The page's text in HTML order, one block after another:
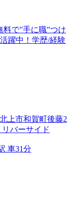
で”手に職”つけ
躍中！学歴/経験
上市和賀町後藤2
バーサイド
車31分